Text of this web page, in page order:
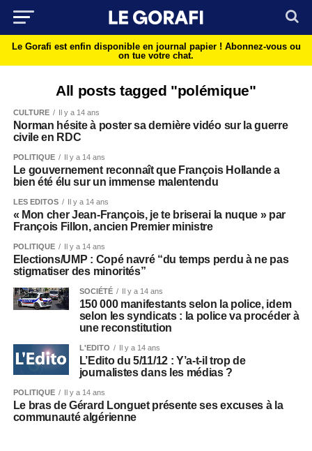
Le Gorafi est enfin disponible en journal papier ! Abonnez-vous ou
on tue votre chat.
All posts tagged "polémique"
CULTURE Il y a 14 ans
Norman hésite à poster sa dernière vidéo sur la guerre
civile en RDC
POLITIQUE Il y a 14 ans
Le gouvernement reconnaît que François Hollande a
bien été élu sur un immense malentendu
LES EDITOS Il y a 14 ans
« Mon cher Jean-François, je te briserai la nuque » par
François Fillon, ancien Premier ministre
POLITIQUE Il y a 14 ans
Elections/UMP : Copé navré “du temps perdu à ne pas
stigmatiser des minorités”
SOCIÉTÉ Il y a 14 ans
150 000 manifestants selon la police, idem
selon les syndicats : la police va procéder à
une reconstitution
L'EDITO Il y a 14 ans
L’Edito du 5/11/12 : Y’a-t-il trop de
journalistes dans les médias ?
POLITIQUE Il y a 14 ans
Le bras de Gérard Longuet présente ses excuses à la
communauté algérienne